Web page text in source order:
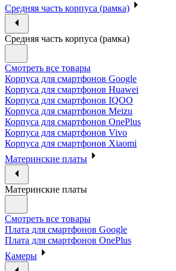
Средняя часть корпуса (рамка)
Средняя часть корпуса (рамка)
Смотреть все товары
Корпуса для смартфонов Google
Корпуса для смартфонов Huawei
Корпуса для смартфонов IQOO
Корпуса для смартфонов Meizu
Корпуса для смартфонов OnePlus
Корпуса для смартфонов Vivo
Корпуса для смартфонов Xiaomi
Материнские платы
Материнские платы
Смотреть все товары
Плата для смартфонов Google
Плата для смартфонов OnePlus
Камеры